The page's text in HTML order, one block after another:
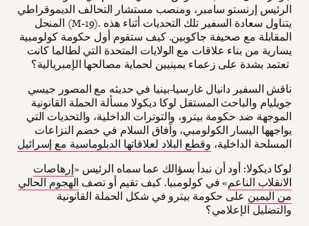
الرئيس إرنستو سامبر، ومنصب مستشار التحالف الديموقراطي
المنحل (M-19). يتناول سعادة السفير تلك التحديات أثناء هذه
المقابلة مع صحيفة جاكوبين. كيف ستقوم أول حكومة كولومبية
يسارية من بناء علاقات مع الولايات المتحدة التي لطالما كانت
ناقش السفير دانيال غارسيا-بينيا في حديثه مع المصور جيسي
جويليام والباحث المستقل لوكا ديكولا مسألة الحملة القانونية
الموجهة ضد حكومة بيترو، والتوترات الداخلية، والتحديات التي
يواجهها اليسار الكولومبي، وآفاق السلام في خضم النزاعات
المسلحة الداخلية، وقطع البلاد لعلاقاتها الدبلوماسية مع إسرائيل
لوكا ديكولا: أود أن نبدأ بسؤالك عما سماه الرئيس «إرهاصات
الانقلاب الناعم» في كولومبيا. كيف تقيم أو تصف الهجوم الحالي
من اليمين على حكومة بيترو في شكل الحملة القانونية
والتضليل الإعلامي؟